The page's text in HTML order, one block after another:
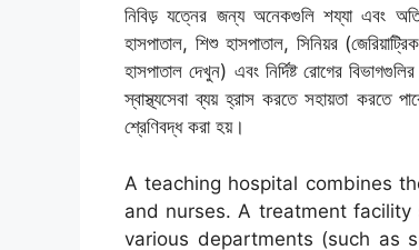
নিবিড় যত্নের জন্য অনেকগুলি শয্যা এবং
হাসপাতাল, শিশু হাসপাতাল, সিনিয়র
হাসপাতাল দেখুন) এবং নির্দিষ্ট রোগের
স্বাস্থ্যসেবা ব্যয় হ্রাস করতে সহায়তা করতে
শ্রেণিবদ্ধ করা হয়।
A teaching hospital combines
and nurses. A treatment
various departments (such as